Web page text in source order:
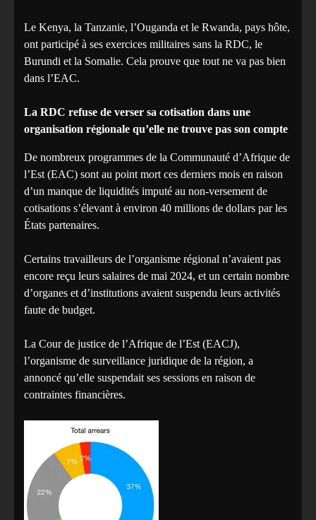
Le Kenya, la Tanzanie, l’Ouganda et le Rwanda, pays hôte,
ont participé à ses exercices militaires sans la RDC, le
Burundi et la Somalie. Cela prouve que tout ne va pas bien
dans l’EAC.
La RDC refuse de verser sa cotisation dans une
organisation régionale qu’elle ne trouve pas son compte
De nombreux programmes de la Communauté d’Afrique de
l’Est (EAC) sont au point mort ces derniers mois en raison
d’un manque de liquidités imputé au non-versement de
cotisations s’élevant à environ 40 millions de dollars par les
États partenaires.
Certains travailleurs de l’organisme régional n’avaient pas
encore reçu leurs salaires de mai 2024, et un certain nombre
d’organes et d’institutions avaient suspendu leurs activités
faute de budget.
La Cour de justice de l’Afrique de l’Est (EACJ),
l’organisme de surveillance juridique de la région, a
annoncé qu’elle suspendait ses sessions en raison de
contraintes financières.